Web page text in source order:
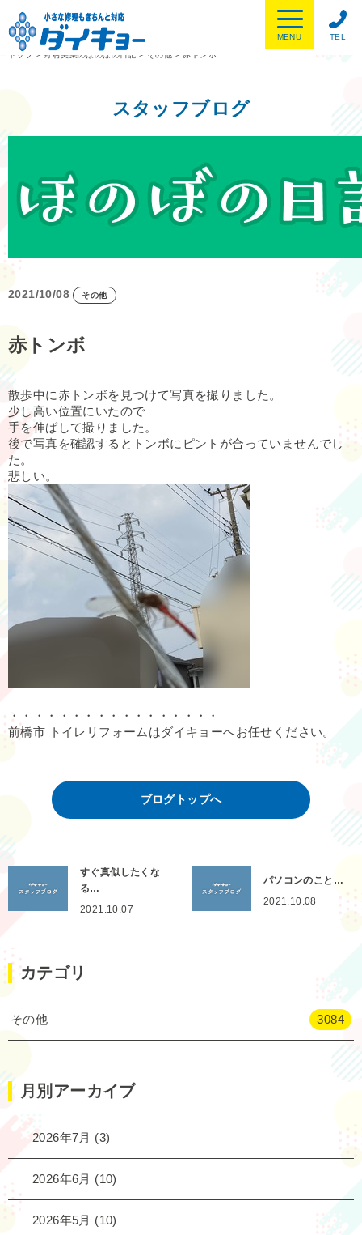
TEL
MENU
トップ
>野村美菜のほのぼの日記 > その他 >赤トンボ
スタッフブログ
2021/10/08 その他
赤トンボ
散歩中に赤トンボを見つけて写真を撮りました。
少し高い位置にいたので
手を伸ばして撮りました。
後で写真を確認するとトンボにピントが合っていませんでし
た。
悲しい。
・・・・・・・・・・・・・・・・・
前橋市 トイレリフォームはダイキョーへお任せください。
ブログトップへ
すぐ真似したくな
る…
2021.10.07
パソコンのこと…
2021.10.08
カテゴリ
その他 3084
月別アーカイブ
2026年7月 (3)
2026年6月 (10)
2026年5月 (10)